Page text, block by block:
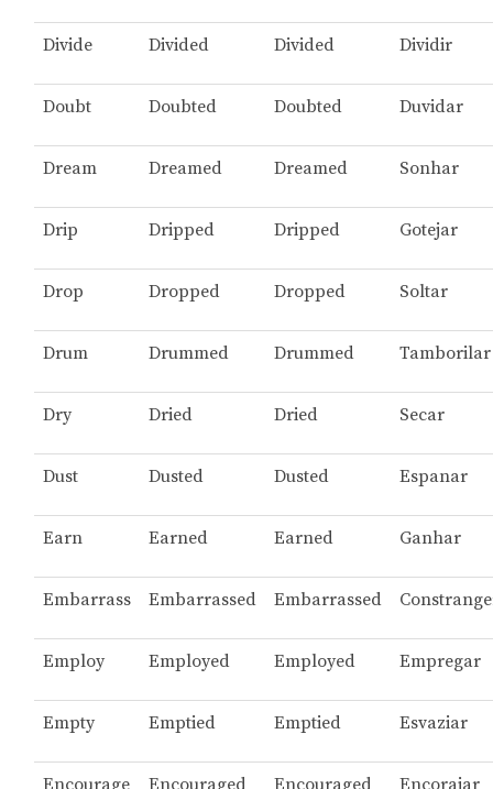
Divide Divided Divided Dividir
Doubt Doubted Doubted Duvidar
Dream Dreamed Dreamed Sonhar
Drip Dripped Dripped Gotejar
Drop Dropped Dropped Soltar
Drum Drummed Drummed Tamborilar
Dry Dried Dried Secar
Dust Dusted Dusted Espanar
Earn Earned Earned Ganhar
Embarrass Embarrassed Embarrassed
Employ Employed Employed Empregar
Empty Emptied Emptied Esvaziar
Encourage Encouraged Encouraged Encorajar